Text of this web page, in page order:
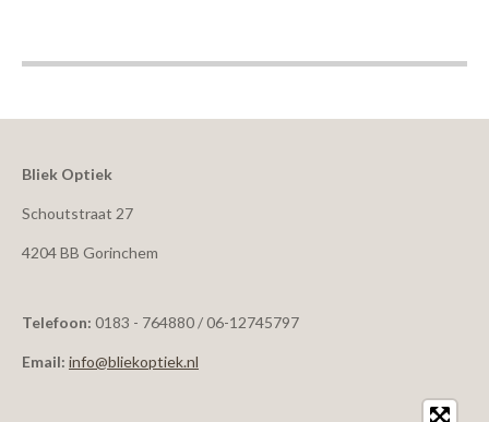
Bliek Optiek
Schoutstraat 27
4204 BB Gorinchem
Telefoon: 0183 - 764880 / 06-12745797
Email: info@bliekoptiek.nl